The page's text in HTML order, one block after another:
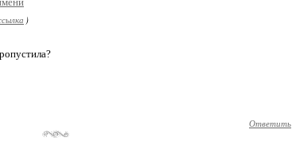
)
Ответить